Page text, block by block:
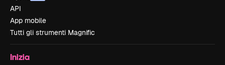
API
App mobile
Tutti gli strumenti Magnific
Inizia